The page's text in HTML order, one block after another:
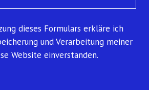
dieses Formulars erkläre ich
und Verarbeitung meiner
Website einverstanden.